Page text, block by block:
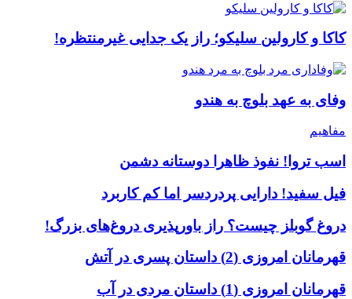
کاکا و کارولین سلیکو؛ راز یک جدایی غیرمنتظره!
وفای به عهد بلوچ به هندو
مفاهیم
اسب تروا! نفوذ ظاهرا دوستانه دشمن
فیل سفید! دارایی پردردسر اما کم کاربرد
دروغ گوبلز چیست؟ راز باورپذیری دروغ‌های بزرگ!
قهرمانان امروزی (2) داستان پسری در آتش
قهرمانان امروزی (1) داستان مردی در آب